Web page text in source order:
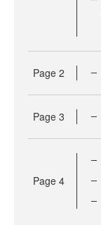
Page 2
Page 3
Page 4